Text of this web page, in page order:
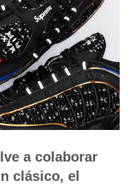
a colaborar
clásico, el